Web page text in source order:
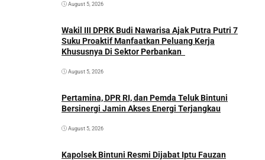
August 5, 2026
Wakil III DPRK Budi Nawarisa Ajak Putra Putri 7
Suku Proaktif Manfaatkan Peluang Kerja
August 5, 2026
Pertamina, DPR RI, dan Pemda Teluk Bintuni
Bersinergi Jamin Akses Energi Terjangkau
August 5, 2026
Kapolsek Bintuni Resmi Dijabat Iptu Fauzan